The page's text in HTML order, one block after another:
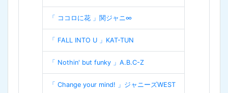
「 ココロに花 」関ジャニ∞
「 FALL INTO U 」KAT-TUN
「 Nothin' but funky 」A.B.C-Z
「 Change your mind! 」ジャニーズWEST